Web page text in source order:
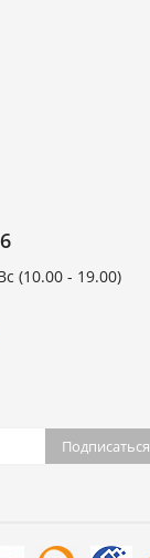
(10.00 - 19.00)
Подписаться